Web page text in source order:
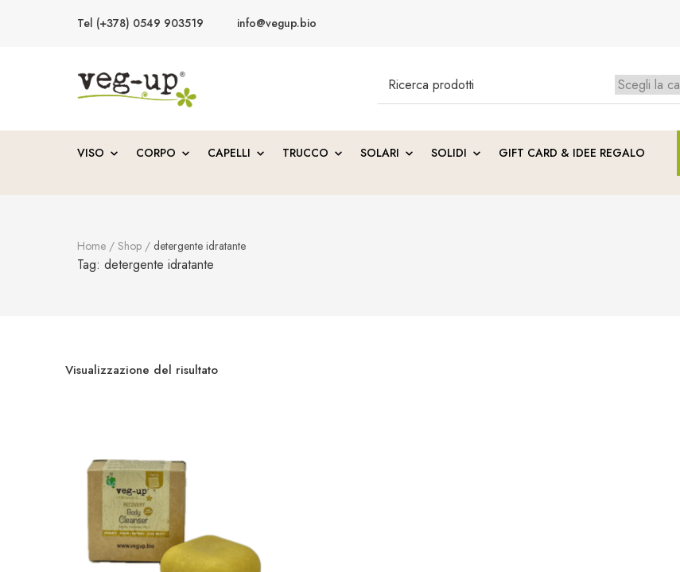
Tel (+378) 0549 903519 info@vegup.bio
VegUp.bio
Search
for:
VISO CORPO CAPELLI TRUCCO SOLARI SOLIDI GIFT CARD & IDEE REGALO
Home / Shop / detergente idratante
Tag: detergente idratante
Visualizzazione del risultato